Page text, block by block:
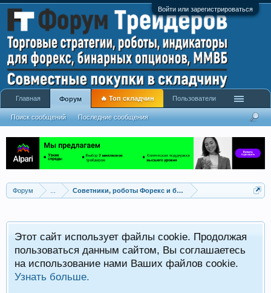
Войти или зарегистрироваться
Форум Советники, роботы Форекс и бинарных опционов
Этот сайт использует файлы cookie. Продолжая
пользоваться данным сайтом, Вы соглашаетесь
на использование нами Ваших файлов cookie.
Узнать больше.
Главная Форум
Поиск сообщений Последние сообщения
🔥 Топ складчин Пользователи